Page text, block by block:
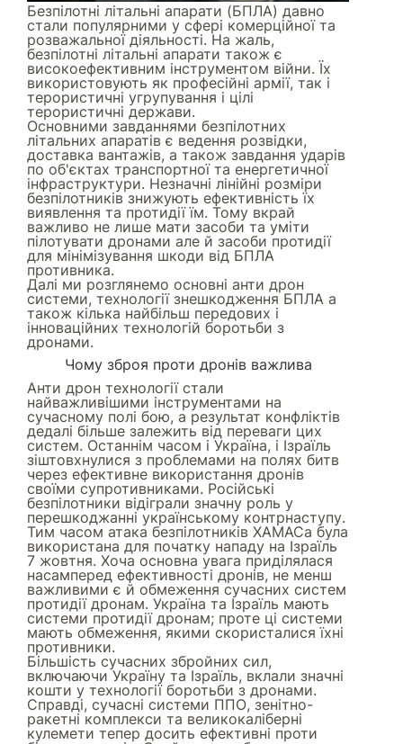
Безпілотні літальні апарати (БПЛА) давно
стали популярними у сфері комерційної та
розважальної діяльності. На жаль,
безпілотні літальні апарати також є
високоефективним інструментом війни. Їх
використовують як професійні армії, так і
терористичні угрупування і цілі
терористичні держави.
Основними завданнями безпілотних
літальних апаратів є ведення розвідки,
доставка вантажів, а також завдання ударів
по об'єктах транспортної та енергетичної
інфраструктури. Незначні лінійні розміри
безпілотників знижують ефективність їх
виявлення та протидії їм. Тому вкрай
важливо не лише мати засоби та уміти
пілотувати дронами але й засоби протидії
для мінімізування шкоди від БПЛА
противника.
Далі ми розглянемо основні анти дрон
системи, технології знешкодження БПЛА а
також кілька найбільш передових і
інноваційних технологій боротьби з
дронами.
Чому зброя проти дронів важлива
Анти дрон технології стали
найважливішими інструментами на
сучасному полі бою, а результат конфліктів
дедалі більше залежить від переваги цих
систем. Останнім часом і Україна, і Ізраїль
зіштовхнулися з проблемами на полях битв
через ефективне використання дронів
своїми супротивниками. Російські
безпілотники відіграли значну роль у
перешкоджанні українському контрнаступу.
Тим часом атака безпілотників ХАМАСа була
використана для початку нападу на Ізраїль
7 жовтня. Хоча основна увага приділялася
насамперед ефективності дронів, не менш
важливими є й обмеження сучасних систем
протидії дронам. Україна та Ізраїль мають
системи протидії дронам; проте ці системи
мають обмеження, якими скористалися їхні
противники.
Більшість сучасних збройних сил,
включаючи Україну та Ізраїль, вклали значні
кошти у технології боротьби з дронами.
Справді, сучасні системи ППО, зенітно-
ракетні комплекси та великокаліберні
кулемети тепер досить ефективні проти